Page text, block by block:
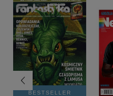
BESTSELLER